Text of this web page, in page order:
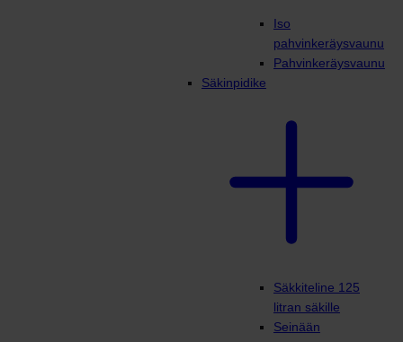
Iso
pahvinkeräysvaunu
Pahvinkeräysvaunu
Säkinpidike
Säkkiteline 125
litran säkille
Seinään